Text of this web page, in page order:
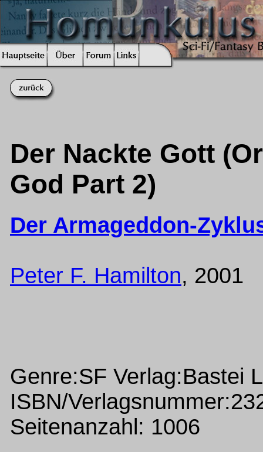
Der Nackte Gott
God Part 2)
Der Armageddon-
Peter F. Hamilton, 2001
Genre:SF Verlag:Bastei
ISBN/
Seitenanzahl: 1006